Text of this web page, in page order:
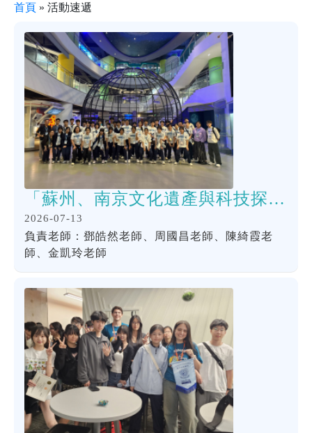
首頁 » 活動速遞
「蘇州、南京文化遺產與科技探索之旅」
2026-07-13
負責老師：鄧皓然老師、周國昌老師、陳綺霞老
師、金凱玲老師